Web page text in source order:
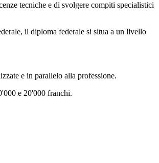
tecniche e di svolgere compiti specialistici
il diploma federale si situa a un livello
e in parallelo alla professione.
e 20'000 franchi.